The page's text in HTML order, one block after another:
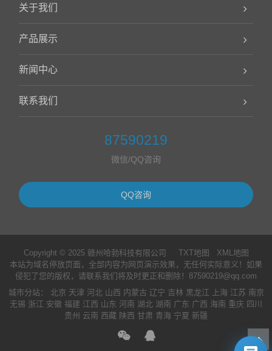
关于我们
产品展示
新闻中心
联系我们
87590219
微信/QQ咨询
QQ咨询
Copyright © 2025 赣州哈勃科技有限公司 TXT地图
XML地图
本站为域名停放页面，全部内容为网页演示效果，无任何实际意义！如果
侵犯了您的版权，请联系我们将及时更正和删除！87590219@qq.com
城市分站： 北京 天津 河北 山西 内蒙古 辽宁 吉林 黑龙江 上海 江苏 南京
无锡 浙江 安徽 福建 江西 山东 河南 湖北 湖南 广东 广西 海南 重庆 四川
贵州 云南 西藏 陕西 甘肃 青海 宁夏 新疆